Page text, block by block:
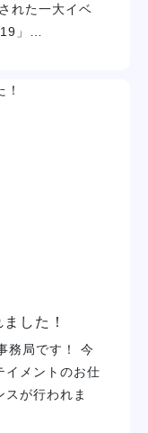
れた一大イベ
」…
した！
務局です！ 今
イメントのお仕
が行われま